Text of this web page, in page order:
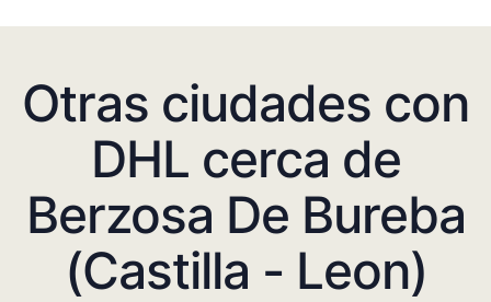
Otras ciudades con
DHL cerca de
Berzosa De Bureba
(Castilla - Leon)